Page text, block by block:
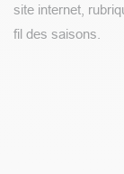
site internet,
fil des saisons.